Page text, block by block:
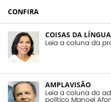
CONFIRA
COISAS DA LÍNGUA
Leia a coluna da
AMPLAVISÃO
Leia a coluna do
político Manoel